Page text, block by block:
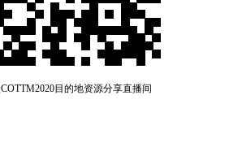
COTTM2020目的地资源分享直播间